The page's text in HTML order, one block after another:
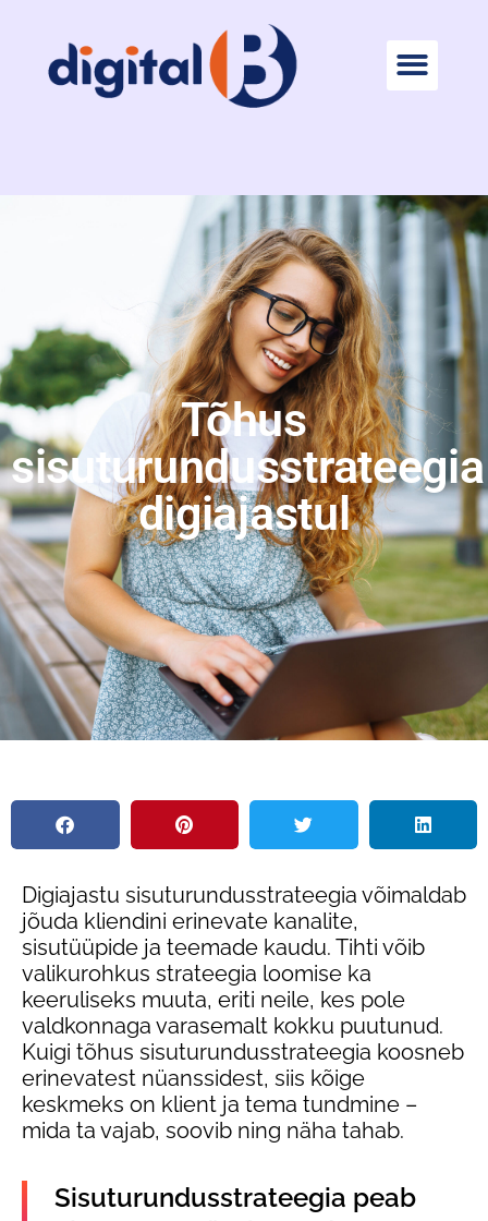
Tõhus
sisuturundusstrateegia
digiajastul
Digiajastu sisuturundusstrateegia võimaldab
jõuda kliendini erinevate kanalite,
sisutüüpide ja teemade kaudu. Tihti võib
valikurohkus strateegia loomise ka
keeruliseks muuta, eriti neile, kes pole
valdkonnaga varasemalt kokku puutunud.
Kuigi tõhus sisuturundusstrateegia koosneb
erinevatest nüanssidest, siis kõige
keskmeks on klient ja tema tundmine –
mida ta vajab, soovib ning näha tahab.
Sisuturundusstrateegia peab